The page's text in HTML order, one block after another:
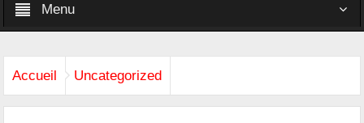
Menu
Accueil Uncategorized